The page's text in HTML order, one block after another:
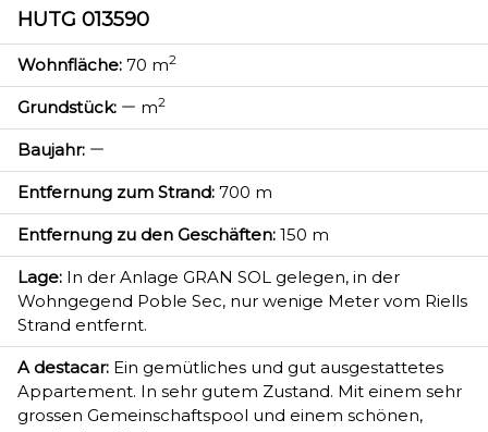
HUTG 013590
Wohnfläche: 70 m2
Grundstück: m2
Baujahr:
Entfernung zum Strand: 700 m
Entfernung zu den Geschäften: 150 m
Lage: In der Anlage GRAN SOL gelegen, in der
Wohngegend Poble Sec, nur wenige Meter vom Riells
Strand entfernt.
A destacar: Ein gemütliches und gut ausgestattetes
Appartement. In sehr gutem Zustand. Mit einem sehr
grossen Gemeinschaftspool und einem schönen,